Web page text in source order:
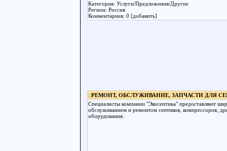
Категория: Услуги/Предложения/Другие
Регион: Россия
Комментариев: 0 [добавить]
::РЕМОНТ, ОБСЛУЖИВАНИЕ, ЗАПЧАСТИ ДЛЯ
Специалисты компании "Экосептика" предоставляют
обслуживанием и ремонтом септиков, компрессоров,
оборудования.